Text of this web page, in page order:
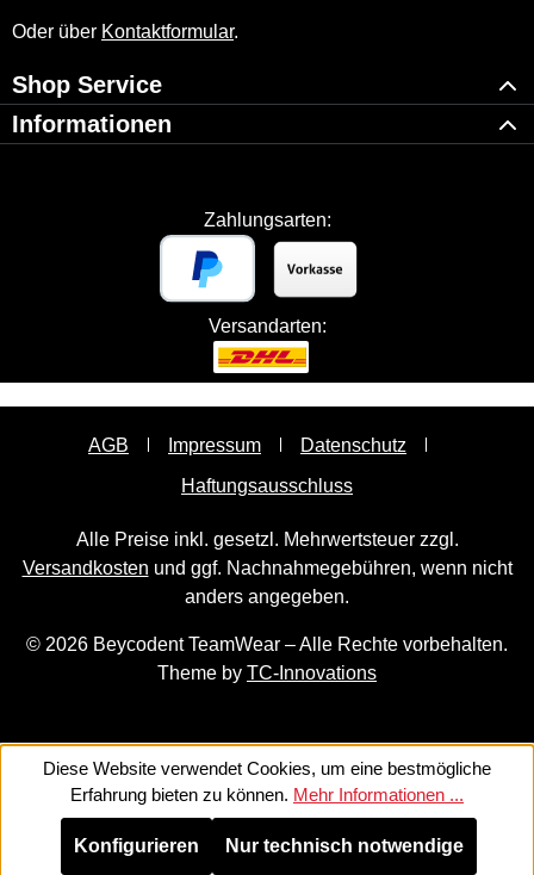
Oder über Kontaktformular.
Shop Service
Informationen
Zahlungsarten:
Versandarten:
AGB Impressum
Datenschutz
Haftungsausschluss
Alle Preise inkl. gesetzl. Mehrwertsteuer zzgl.
Versandkosten und ggf. Nachnahmegebühren, wenn nicht
anders angegeben.
© 2026 Beycodent TeamWear – Alle Rechte vorbehalten.
Theme by TC-Innovations
Diese Website verwendet Cookies, um eine bestmögliche
Erfahrung bieten zu können. Mehr Informationen ...
Nur technisch notwendige
Konfigurieren